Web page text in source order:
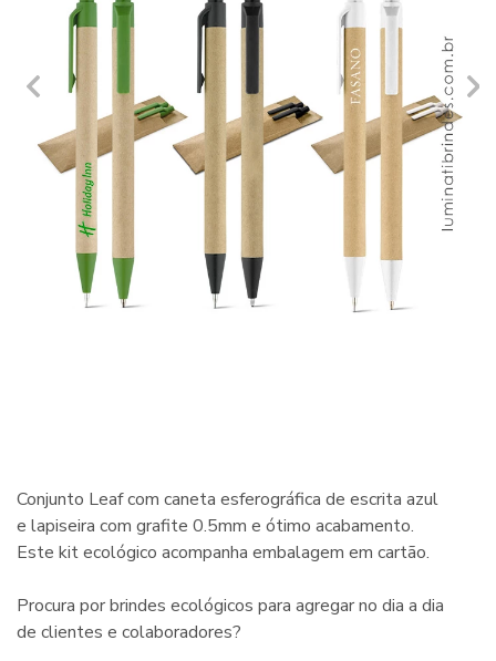
Conjunto Leaf com caneta esferográfica de escrita azul
e lapiseira com grafite 0.5mm e ótimo acabamento.
Este kit ecológico acompanha embalagem em cartão.
Procura por brindes ecológicos para agregar no dia a dia
de clientes e colaboradores?